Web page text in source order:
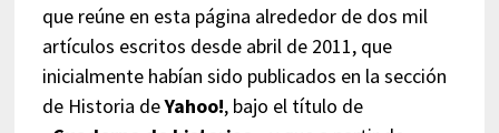
que reúne en esta página alrededor de dos mil
artículos escritos desde abril de 2011, que
inicialmente habían sido publicados en la sección
de Historia deYahoo!, bajo el título de